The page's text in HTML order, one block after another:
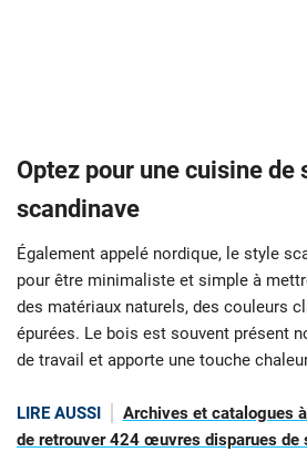
Optez pour une cuisine de
scandinave
Également appelé nordique, le style
pour être minimaliste et simple à
des matériaux naturels, des couleurs
épurées. Le bois est souvent présent
de travail et apporte une touche
LIRE AUSSI
Archives et catalogues
de retrouver 424 œuvres disparues de